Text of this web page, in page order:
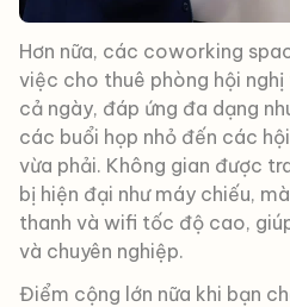
Hơn nữa, các coworking
việc cho thuê phòng hội
cả ngày, đáp ứng đa dạng
các buổi họp nhỏ đến các
vừa phải. Không gian được
bị hiện đại như máy chiếu,
thanh và wifi tốc độ cao,
và chuyên nghiệp.
Điểm cộng lớn nữa khi bạn